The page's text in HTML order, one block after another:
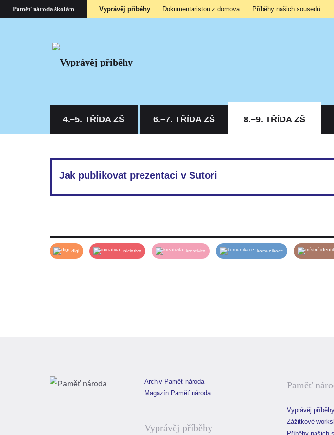
Paměť národa školám Vyprávěj příběhy Dokumentaristou z domova Příběhy našich sousedů
4.–5. TŘÍDA ZŠ 6.–7. TŘÍDA ZŠ 8.–9. TŘÍDA ZŠ
Jak publikovat prezentaci v Sutori
I poté můžete svůj příběh dále upravovat. Počítejte však s tím, že po odeslání v
digi iniciativa kreativita komunikace
Archiv Paměť národa
Magazín Paměť národa
Vyprávěj příběhy
Paměť
Vyprávěj příběhy
Zážitkové
Příběhy našich